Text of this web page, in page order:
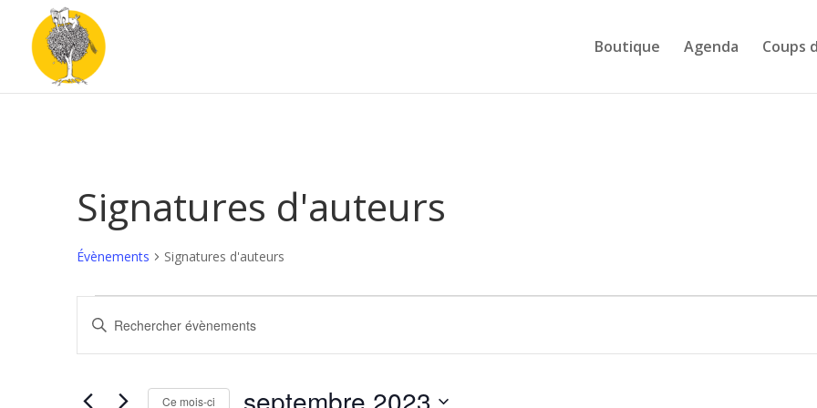
Boutique Agenda Coups
Signatures d'auteurs
Évènements Signatures d'auteurs
Évènements
Recherche
et
navigation
Saisir
mot-
clé.
Évènements
Ce mois-ci septembre 2023